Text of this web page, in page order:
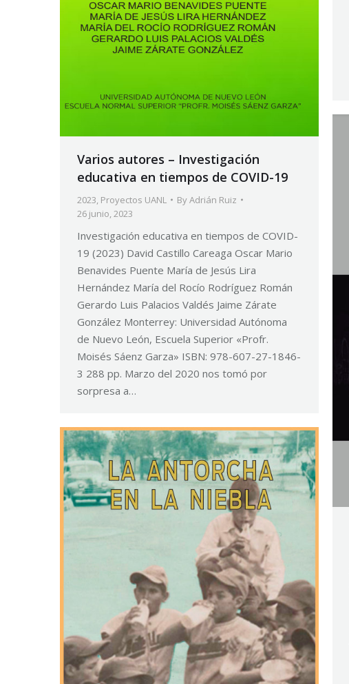
Varios autores – Investigación
educativa en tiempos de COVID-19
2023 Proyectos UANL ByAdrián Ruiz
26 junio, 2023
Investigación educativa en tiempos de COVID-
19 (2023) David Castillo Careaga Oscar Mario
Benavides Puente María de Jesús Lira
Hernández María del Rocío Rodríguez Román
Gerardo Luis Palacios Valdés Jaime Zárate
González Monterrey: Universidad Autónoma
de Nuevo León, Escuela Superior «Profr.
Moisés Sáenz Garza» ISBN: 978-607-27-1846-
3 288 pp. Marzo del 2020 nos tomó por
sorpresa a…